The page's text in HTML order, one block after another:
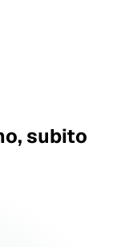
subito